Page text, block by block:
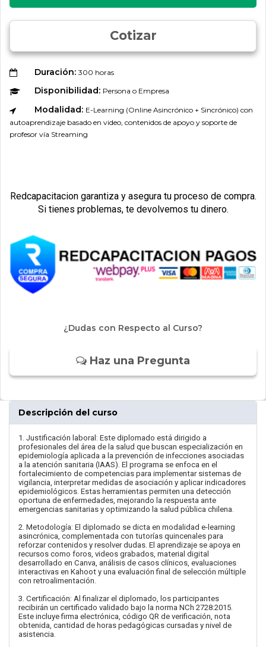
Cotizar
Duración: 300 horas
Disponibilidad: Persona o Empresa
Modalidad: E-Learning (Online Asincrónico + Sincrónico) con
autoaprendizaje basado en video, contenidos de apoyo y soporte de
profesor vía Streaming
Redcapacitacion garantiza y asegura tu proceso de compra.
Si tienes problemas, te devolvemos tu dinero.
¿Dudas con Respecto al Curso?
Haz una Pregunta
Descripción del curso
1. Justificación laboral: Este diplomado está dirigido a
profesionales del área de la salud que buscan especialización en
epidemiología aplicada a la prevención de infecciones asociadas
a la atención sanitaria (IAAS). El programa se enfoca en el
fortalecimiento de competencias para implementar sistemas de
vigilancia, interpretar medidas de asociación y aplicar indicadores
epidemiológicos. Estas herramientas permiten una detección
oportuna de enfermedades, mejorando la respuesta ante
emergencias sanitarias y optimizando la salud pública chilena.
2. Metodología: El diplomado se dicta en modalidad e-learning
asincrónica, complementada con tutorías quincenales para
reforzar contenidos y resolver dudas. El aprendizaje se apoya en
recursos como foros, videos grabados, material digital
desarrollado en Canva, análisis de casos clínicos, evaluaciones
interactivas en Kahoot y una evaluación final de selección múltiple
con retroalimentación.
3. Certificación: Al finalizar el diplomado, los participantes
recibirán un certificado validado bajo la norma NCh 2728:2015.
Este incluye firma electrónica, código QR de verificación, nota
obtenida, cantidad de horas pedagógicas cursadas y nivel de
asistencia.